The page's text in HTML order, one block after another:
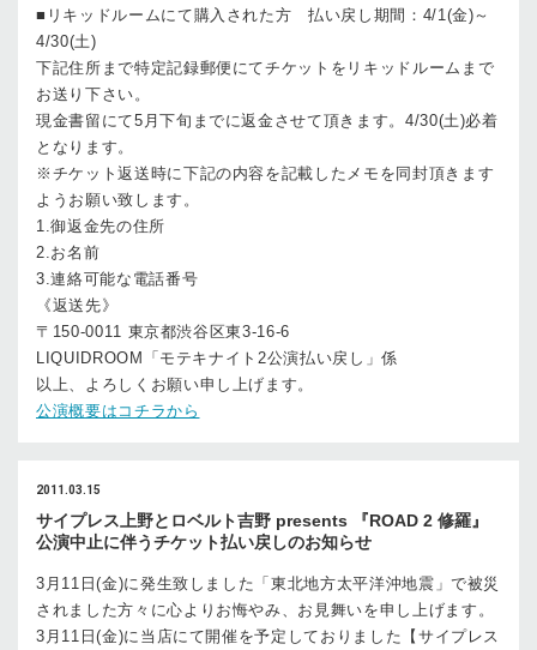
■リキッドルームにて購入された方 払い戻し期間：4/1(金)～
4/30(土)
下記住所まで特定記録郵便にてチケットをリキッドルームまで
お送り下さい。
現金書留にて5月下旬までに返金させて頂きます。4/30(土)必着
となります。
※チケット返送時に下記の内容を記載したメモを同封頂きます
ようお願い致します。
1.御返金先の住所
2.お名前
3.連絡可能な電話番号
《返送先》
〒150-0011 東京都渋谷区東3-16-6
LIQUIDROOM「モテキナイト2公演払い戻し」係
以上、よろしくお願い申し上げます。
公演概要はコチラから
2011.03.15
サイプレス上野とロベルト吉野 presents 『ROAD 2 修羅』
公演中止に伴うチケット払い戻しのお知らせ
3月11日(金)に発生致しました「東北地方太平洋沖地震」で被災
されました方々に心よりお悔やみ、お見舞いを申し上げます。
3月11日(金)に当店にて開催を予定しておりました【サイプレス